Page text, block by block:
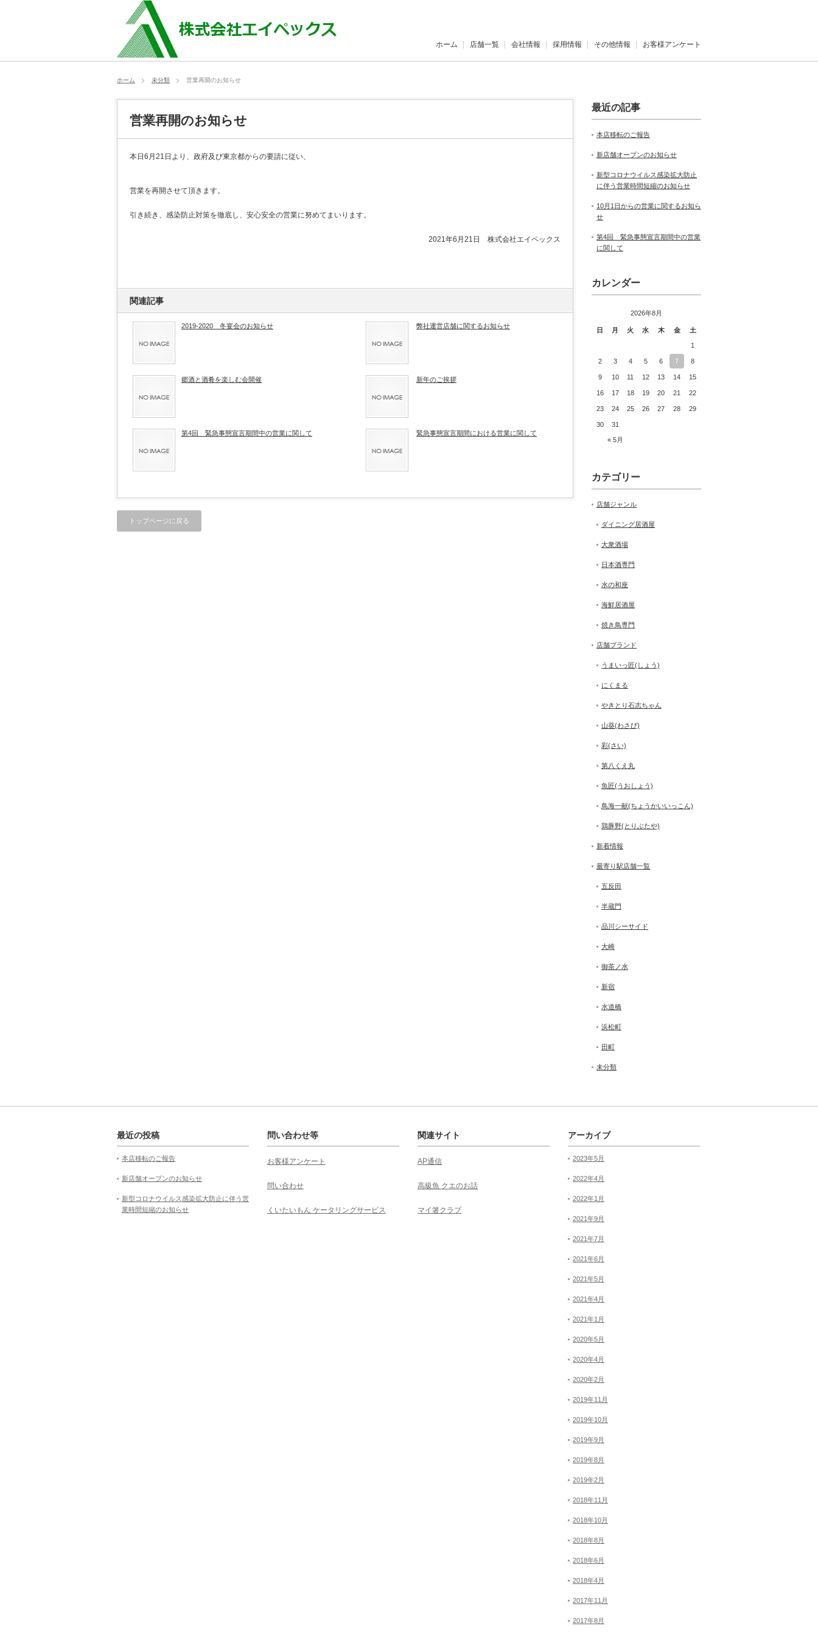
ホーム 店舗一覧 会社情報 採用情報 その他情報 お客様アンケート
ホーム 未分類 営業再開のお知らせ
営業再開のお知らせ
本日6月21日より、政府及び東京都からの要請に従い、
営業を再開させて頂きます。
引き続き、感染防止対策を徹底し、安心安全の営業に努めてまいります。
2021年6月21日 株式会社エイペックス
関連記事
2019-2020 冬宴会のお知らせ 弊社運営店舗に関するお知らせ
郷酒と酒肴を楽しむ会開催 新年のご挨拶
第4回 緊急事態宣言期間中の営業に関して 緊急事態宣言期間における営業に関して
トップページに戻る
最近の記事
本店移転のご報告
新店舗オープンのお知らせ
新型コロナウイルス感染拡大防止
に伴う営業時間短縮のお知らせ
10月1日からの営業に関するお知ら
せ
第4回 緊急事態宣言期間中の営業
に関して
カレンダー
2026年8月
日 月 火 水 木 金 土
« 5月
1
2 3 4 5 6 7 8
9 10 11 12 13 14 15
16 17 18 19 20 21 22
23 24 25 26 27 28 29
30 31
カテゴリー
店舗ジャンル
ダイニング居酒屋
大衆酒場
日本酒専門
水の和座
海鮮居酒屋
焼き鳥専門
店舗ブランド
うまいっ匠(しょう)
にくまる
やきとり石志ちゃん
山葵(わさび)
彩(さい)
第八くえ丸
魚匠(うおしょう)
鳥海一献(ちょうかいいっこん)
鶏豚野(とりぶたや)
新着情報
最寄り駅店舗一覧
五反田
半蔵門
品川シーサイド
大崎
御茶ノ水
新宿
水道橋
浜松町
田町
未分類
最近の投稿
本店移転のご報告
新店舗オープンのお知らせ
新型コロナウイルス感染拡大防止に伴う営
業時間短縮のお知らせ
問い合わせ等
お客様アンケート
問い合わせ
くいたいもん ケータリングサービス
関連サイト
AP通信
高級魚 クエのお話
マイ箸クラブ
アーカイブ
2023年5月
2022年4月
2022年1月
2021年9月
2021年7月
2021年6月
2021年5月
2021年4月
2021年1月
2020年5月
2020年4月
2020年2月
2019年11月
2019年10月
2019年9月
2019年8月
2019年2月
2018年11月
2018年10月
2018年8月
2018年6月
2018年4月
2017年11月
2017年8月